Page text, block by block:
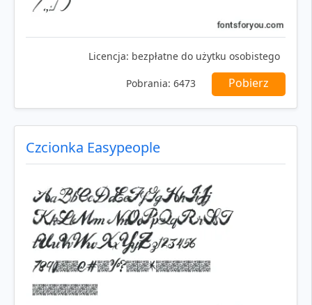
Licencja: bezpłatne do użytku osobistego
Pobrania: 6473 Pobierz
Czcionka Easypeople